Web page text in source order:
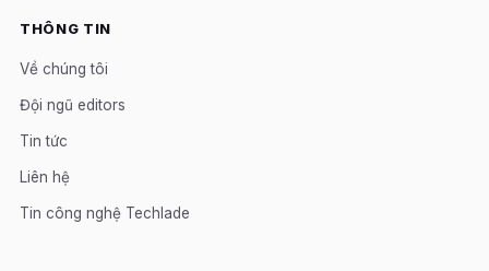
THÔNG TIN
Về chúng tôi
Đội ngũ editors
Tin tức
Liên hệ
Tin công nghệ Techlade